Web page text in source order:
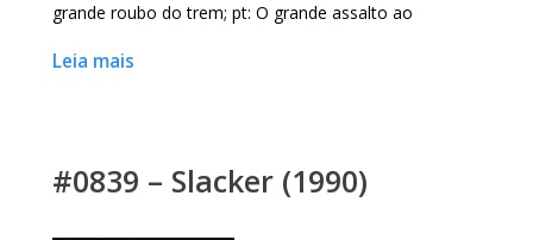
grande roubo do trem; pt: O grande assalto ao
Leia mais
#0839 – Slacker (1990)